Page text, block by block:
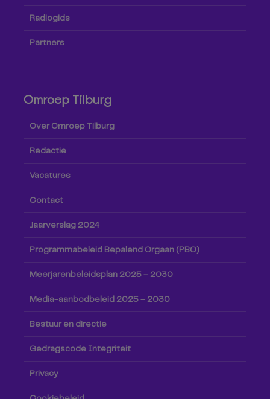
Radiogids
Partners
Omroep Tilburg
Over Omroep Tilburg
Redactie
Vacatures
Contact
Jaarverslag 2024
Programmabeleid Bepalend Orgaan (PBO)
Meerjarenbeleidsplan 2025 – 2030
Media-aanbodbeleid 2025 – 2030
Bestuur en directie
Gedragscode Integriteit
Privacy